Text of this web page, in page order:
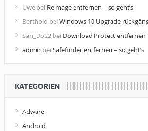
Uwebei Reimage entfernen – so geht’s
Berthold bei Windows 10 Upgrade
San_Do22bei Download Protect entfernen
admin bei Safefinder entfernen – so geht’s
KATEGORIEN
Adware
Android